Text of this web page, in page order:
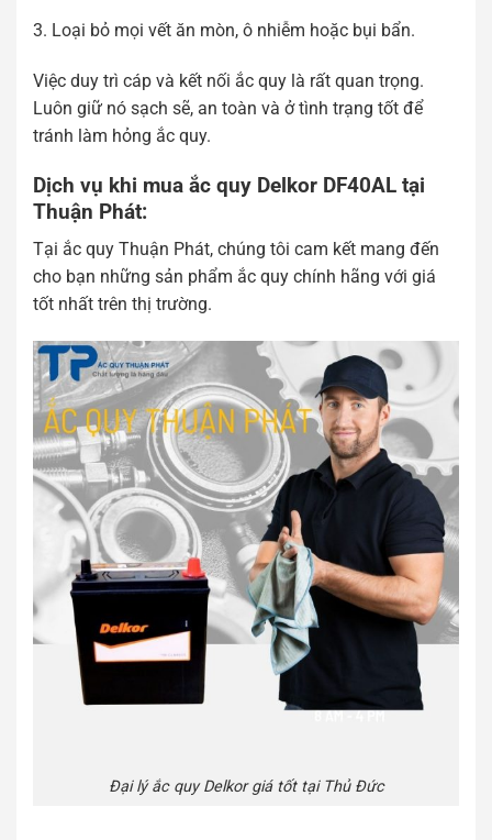
3. Loại bỏ mọi vết ăn mòn, ô nhiễm hoặc bụi bẩn.
Việc duy trì cáp và kết nối ắc quy là rất quan trọng.
Luôn giữ nó sạch sẽ, an toàn và ở tình trạng tốt để
tránh làm hỏng ắc quy.
Dịch vụ khi mua ắc quy Delkor DF40AL tại
Thuận Phát:
Tại ắc quy Thuận Phát, chúng tôi cam kết mang đến
cho bạn những sản phẩm ắc quy chính hãng với giá
tốt nhất trên thị trường.
Đại lý ắc quy Delkor giá tốt tại Thủ Đức